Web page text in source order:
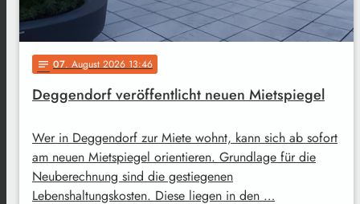
notes 07. August 2026 13:46
Deggendorf veröffentlicht neuen Mietspiegel
Wer in Deggendorf zur Miete wohnt, kann sich ab sofort
am neuen Mietspiegel orientieren. Grundlage für die
Neuberechnung sind die gestiegenen
Lebenshaltungskosten. Diese liegen in den …